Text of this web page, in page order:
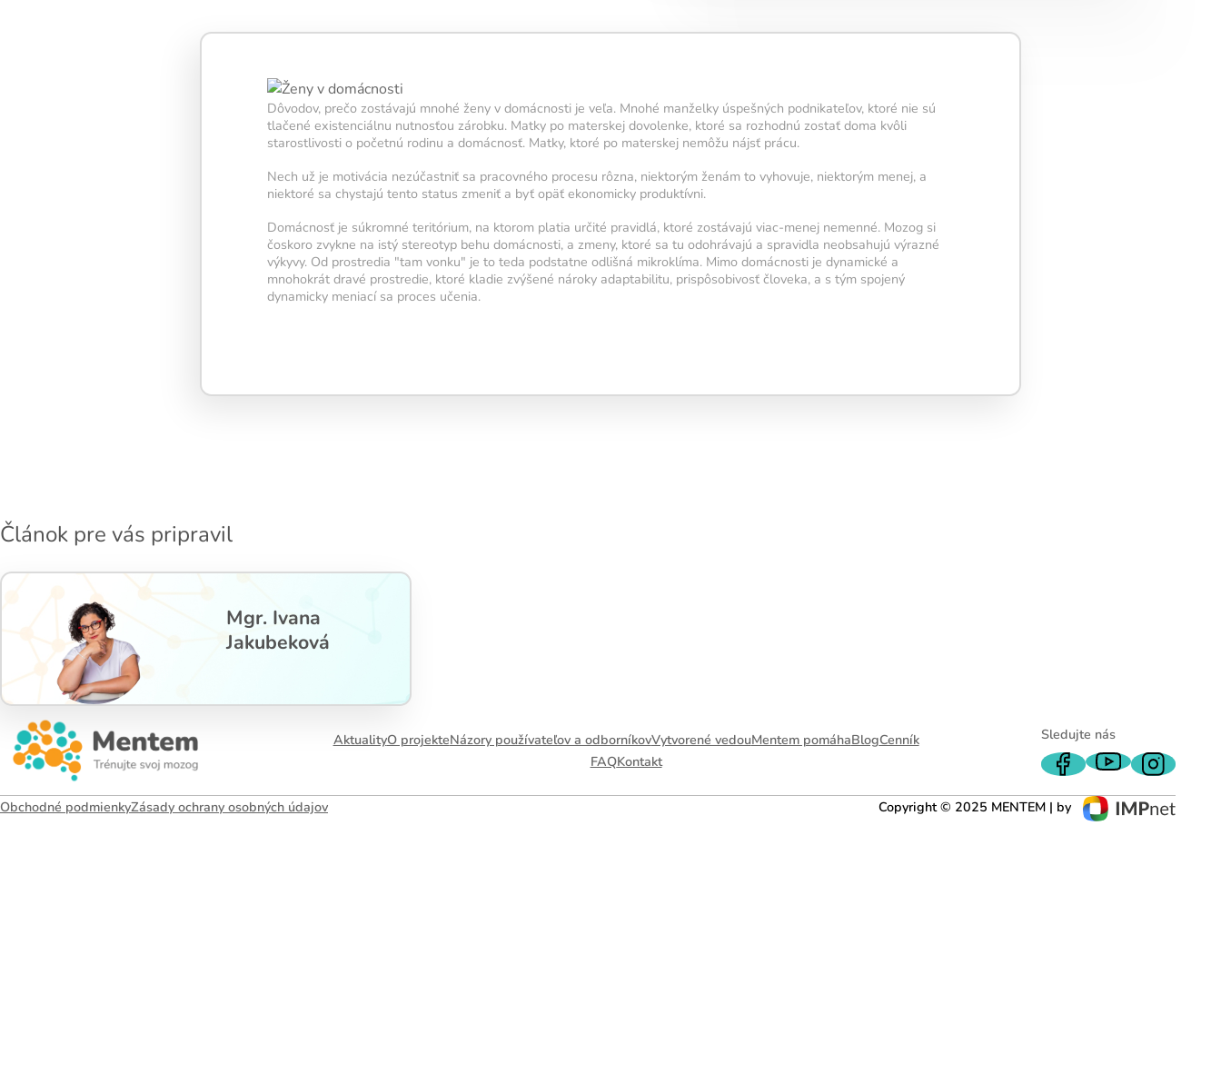
Každé splnené cvičenie aktivuje novú
časť vašejneurónovej siete.
Keď dokončíte všetkých 5 cvičení,
rozsvietí sa žiarovka
úspešne splneného tréningu.
Snažte sa udržať žiarovku svietiť čo
najdlhšie – každý deň navyše pomáha
vašej mysli zostať aktívnou a v
kondícii.
1 2 3 4
tréningpodporuje
neuroplasticitu mozgu,
Dôvodov, prečo zostávajú mnohé ženy v domácnosti je veľa. Mnohé manželky úspešných podnikateľov, ktoré nie sú
tlačené existenciálnu nutnosťou zárobku. Matky po materskej dovolenke, ktoré sa rozhodnú zostať doma kvôli
starostlivosti o početnú rodinu a domácnosť. Matky, ktoré po materskej nemôžu nájsť prácu.
Nech už je motivácia nezúčastniť sa pracovného procesu rôzna, niektorým ženám to vyhovuje, niektorým menej, a
niektoré sa chystajú tento status zmeniť a byť opäť ekonomicky produktívni.
Domácnosť je súkromné ​​teritórium, na ktorom platia určité pravidlá, ktoré zostávajú viac-menej nemenné. Mozog si
čoskoro zvykne na istý stereotyp behu domácnosti, a zmeny, ktoré sa tu odohrávajú a spravidla neobsahujú výrazné
výkyvy. Od prostredia "tam vonku" je to teda podstatne odlišná mikroklíma. Mimo domácnosti je dynamické a
mnohokrát dravé prostredie, ktoré kladie zvýšené nároky adaptabilitu, prispôsobivosť človeka, a s tým spojený
dynamicky meniací sa proces učenia.
Článok pre vás pripravil
Mgr. Ivana
Jakubeková
AktualityO projekteNázory používateľov a odborníkovVytvorené vedouMentem pomáhaBlogCenník
FAQKontakt
Sledujte nás
Obchodné podmienkyZásady ochrany osobných údajov Copyright © 2025 MENTEM | by